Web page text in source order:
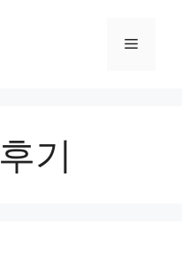
메
기